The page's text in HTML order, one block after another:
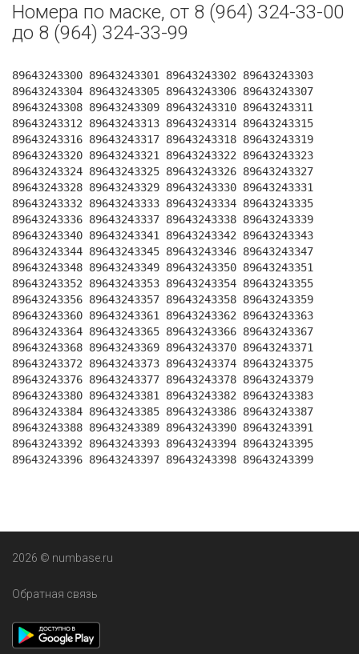
Номера по маске, от 8 (964) 324-33-00
до 8 (964) 324-33-99
89643243300 89643243301 89643243302 89643243303
89643243304 89643243305 89643243306 89643243307
89643243308 89643243309 89643243310 89643243311
89643243312 89643243313 89643243314 89643243315
89643243316 89643243317 89643243318 89643243319
89643243320 89643243321 89643243322 89643243323
89643243324 89643243325 89643243326 89643243327
89643243328 89643243329 89643243330 89643243331
89643243332 89643243333 89643243334 89643243335
89643243336 89643243337 89643243338 89643243339
89643243340 89643243341 89643243342 89643243343
89643243344 89643243345 89643243346 89643243347
89643243348 89643243349 89643243350 89643243351
89643243352 89643243353 89643243354 89643243355
89643243356 89643243357 89643243358 89643243359
89643243360 89643243361 89643243362 89643243363
89643243364 89643243365 89643243366 89643243367
89643243368 89643243369 89643243370 89643243371
89643243372 89643243373 89643243374 89643243375
89643243376 89643243377 89643243378 89643243379
89643243380 89643243381 89643243382 89643243383
89643243384 89643243385 89643243386 89643243387
89643243388 89643243389 89643243390 89643243391
89643243392 89643243393 89643243394 89643243395
89643243396 89643243397 89643243398 89643243399
2026 © numbase.ru
Обратная связь